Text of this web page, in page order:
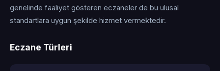
genelinde faaliyet gösteren eczaneler de bu ulusal
standartlara uygun şekilde hizmet vermektedir.
Eczane Türleri